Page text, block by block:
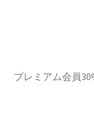
プレミアム会員